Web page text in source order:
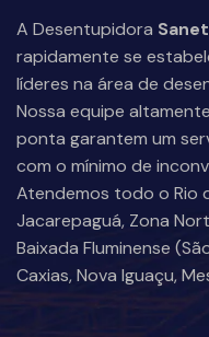
A Desentupidora
rapidamente se
líderes na área de
Nossa equipe
ponta garantem um
com o mínimo de
Atendemos todo o Rio
Jacarepaguá, Zona
Baixada Fluminense
Caxias, Nova Iguaçu,